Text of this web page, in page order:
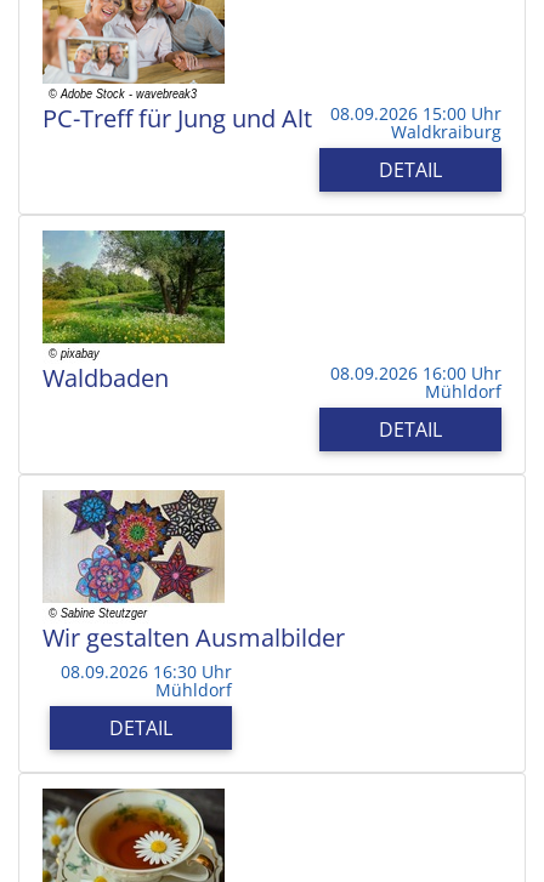
PC-Treff für Jung und Alt 08.09.2026 15:00 Uhr
Waldkraiburg
DETAIL
Waldbaden 08.09.2026 16:00 Uhr
Mühldorf
DETAIL
Wir gestalten Ausmalbilder
08.09.2026 16:30 Uhr
Mühldorf
DETAIL